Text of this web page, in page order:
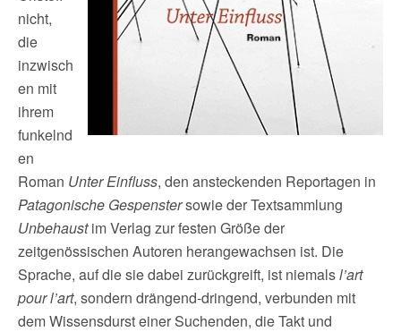
nicht,
die
inzwisch
en mit
ihrem
funkelnd
en
Roman Unter Einfluss, den ansteckenden Reportagen in
Patagonische Gespenstersowie der Textsammlung
Unbehaustim Verlag zur festen Größe der
zeitgenössischen Autoren herangewachsen ist. Die
Sprache, auf die sie dabei zurückgreift, ist niemalsl’art
pour l’art, sondern drängend-dringend, verbunden mit
dem Wissensdurst einer Suchenden, die Takt und